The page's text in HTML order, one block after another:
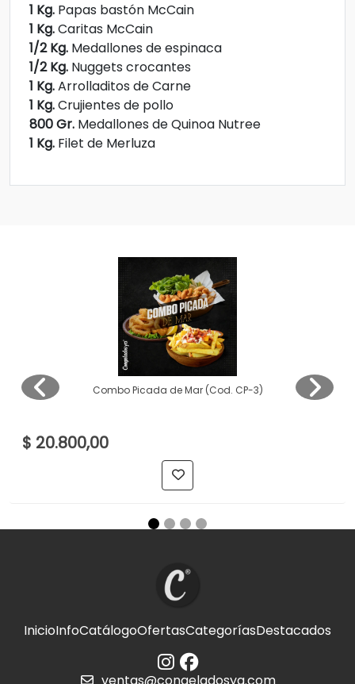
1 Kg. Papas bastón McCain
1 Kg.Caritas McCain
1/2 Kg. Medallones de espinaca
1/2 Kg. Nuggets crocantes
1 Kg.Arrolladitos de Carne
1 Kg.Crujientes de pollo
800 Gr. Medallones de Quinoa Nutree
1 Kg. Filet de Merluza
Combo Picada de Mar (Cod. CP-3)
$ 20.800,00
InicioInfoCatálogoOfertasCategoríasDestacados